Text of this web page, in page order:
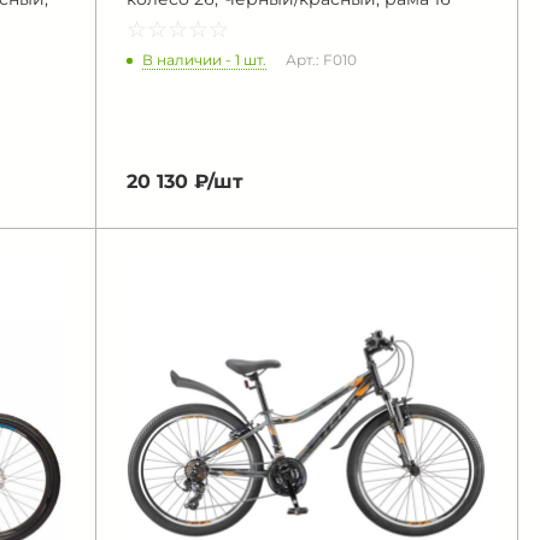
☆ ☆ ☆ ☆ ☆
★ ★ ★ ★ ★
В наличии - 1 шт. Арт.: F010
20 130 ₽/шт